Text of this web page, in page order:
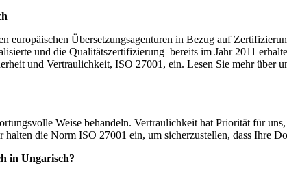
Übersetzungsagenturen in Bezug auf
und die Qualitätszertifizierung bereits im Jahr 2011
und Vertraulichkeit, ISO 27001, ein. Lesen Sie mehr über
Weise behandeln. Vertraulichkeit hat Priorität für uns,
die Norm ISO 27001 ein, um sicherzustellen, dass Ihre
in Ungarisch?